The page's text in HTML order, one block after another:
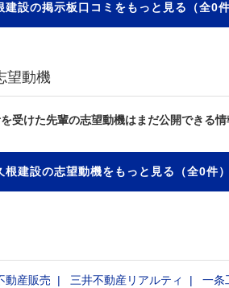
建設の掲示板口コミをもっと見る（全0件
望動機
受けた先輩の志望動機はまだ公開できる情
根建設の志望動機をもっと見る（全0件）
動産販売 三井不動産リアルティ 一条